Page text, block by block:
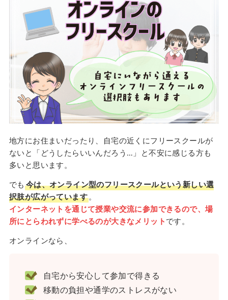
地方にお住まいだったり、自宅の近くにフリースクールが
ないと「どうしたらいいんだろう…」と不安に感じる方も
多いと思います。
でも 今は、オンライン型のフリースクールという新しい選
択肢が広がっています。
インターネットを通じて授業や交流に参加できるので、場
所にとらわれずに学べるのが大きなメリット です。
オンラインなら、
自宅から安心して参加で得きる
移動の負担や通学のストレスがない